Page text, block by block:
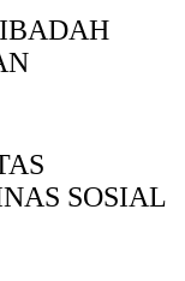
SOSIAL